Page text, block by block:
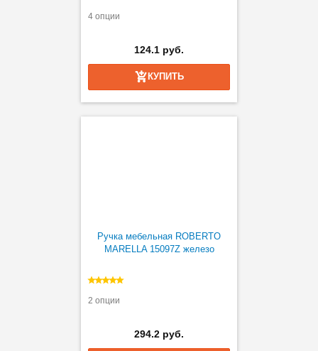
4 опции
124.1 руб.
КУПИТЬ
Ручка мебельная ROBERTO
MARELLA 15097Z железо
2 опции
294.2 руб.